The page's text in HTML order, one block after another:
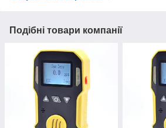
Подібні товари компанії